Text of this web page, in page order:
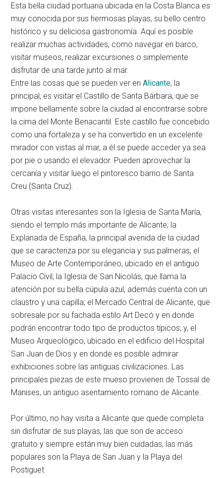
Esta bella ciudad portuaria ubicada en la Costa Blanca es
muy conocida por sus hermosas playas, su bello centro
histórico y su deliciosa gastronomía. Aquí es posible
realizar muchas actividades, como navegar en barco,
visitar museos, realizar excursiones o simplemente
disfrutar de una tarde junto al mar.
Entre las cosas que se pueden ver enAlicante, la
principal, es visitar el Castillo de Santa Bárbara, que se
impone bellamente sobre la ciudad al encontrarse sobre
la cima del Monte Benacantil. Este castillo fue concebido
como una fortaleza y se ha convertido en un excelente
mirador con vistas al mar, a él se puede acceder ya sea
por pie o usando el elevador. Pueden aprovechar la
cercanía y visitar luego el pintoresco barrio de Santa
Creu (Santa Cruz).
Otras visitas interesantes son la Iglesia de Santa María,
siendo el templo más importante de Alicante; la
Explanada de España, la principal avenida de la ciudad
que se caracteriza por su elegancia y sus palmeras; el
Museo de Arte Contemporáneo, ubicado en el antiguo
Palacio Civil; la Iglesia de San Nicolás, que llama la
atención por su bella cúpula azul, además cuenta con un
claustro y una capilla; el Mercado Central de Alicante, que
sobresale por su fachada estilo Art Decó y en donde
podrán encontrar todo tipo de productos típicos; y, el
Museo Arqueológico, ubicado en el edificio del Hospital
San Juan de Dios y en donde es posible admirar
exhibiciones sobre las antiguas civilizaciones. Las
principales piezas de este mueso provienen de Tossal de
Manises, un antiguo asentamiento romano de Alicante.
Por último, no hay visita a Alicante que quede completa
sin disfrutar de sus playas, las que son de acceso
gratuito y siempre están muy bien cuidadas, las más
populares son la Playa de San Juan y la Playa del
Postiguet.